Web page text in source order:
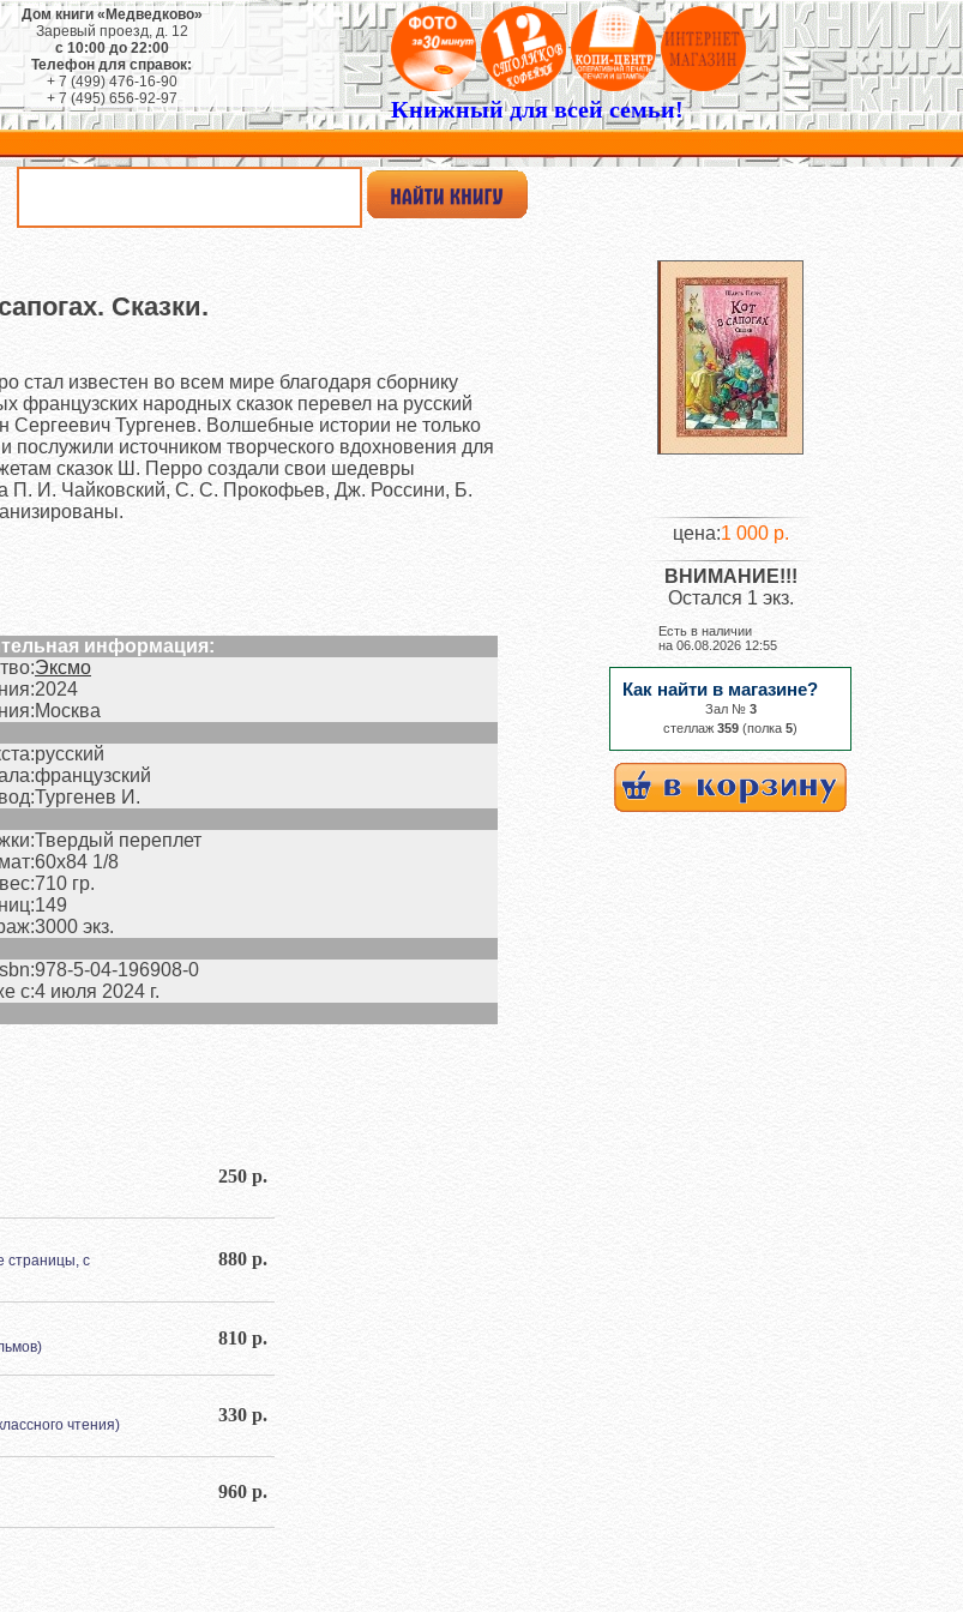
Дом книги «Медведково»
Заревый проезд, д. 12
с 10:00 до 22:00
Телефон для справок:
+ 7 (499) 476-16-90
+ 7 (495) 656-92-97
Книжный для всей семьи!
Сказки.
стал известен во всем мире благодаря сборнику
французских народных сказок перевел на русский
Тургенев. Волшебные истории не только
послужили источником творческого вдохновения для
сказок Ш. Перро создали свои шедевры
П. И. Чайковский, С. С. Прокофьев, Дж. Россини, Б.
информация:
Эксмо
2024
Москва
русский
французский
Тургенев И.
Твердый переплет
60х84 1/8
вес:710 гр.
149
3000 экз.
978-5-04-196908-0
с:4 июля 2024 г.
250 р.
страницы, с
880 р.
810 р.
чтения) 330 р.
960 р.
цена:1 000 р.
ВНИМАНИЕ!!!
Остался 1 экз.
Есть в наличии
на 06.08.2026 12:55
Как найти в магазине?
Зал № 3
cтеллаж 359 (полка 5)